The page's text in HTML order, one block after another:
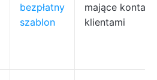
bezpłatny
szablon
mające kontakt
klientami